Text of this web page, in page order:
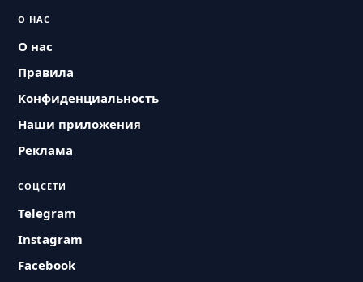
О НАС
О нас
Правила
Конфиденциальность
Наши приложения
Реклама
СОЦСЕТИ
Telegram
Instagram
Facebook